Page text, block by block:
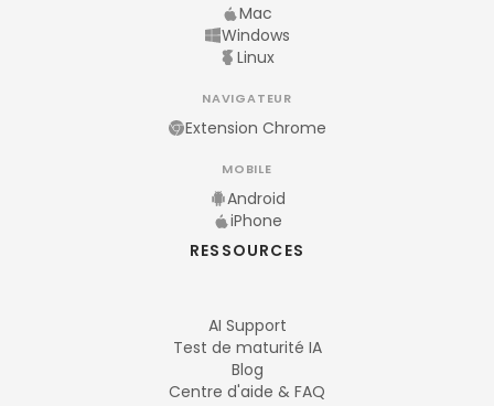
Mac
Windows
Linux
NAVIGATEUR
Extension Chrome
MOBILE
Android
iPhone
RESSOURCES
AI Support
Test de maturité IA
Blog
Centre d'aide & FAQ